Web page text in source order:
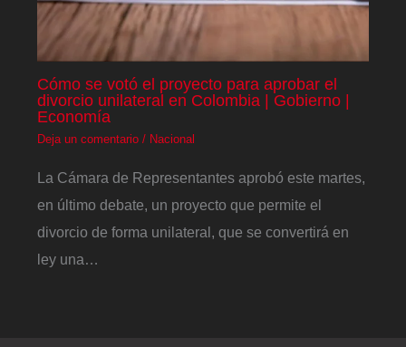
Cómo se votó el proyecto para aprobar el
divorcio unilateral en Colombia | Gobierno |
Economía
Deja un comentario / Nacional
La Cámara de Representantes aprobó este martes,
en último debate, un proyecto que permite el
divorcio de forma unilateral, que se convertirá en
ley una…